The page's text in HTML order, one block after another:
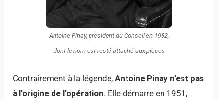
Antoine Pinay, président du Conseil en 1952,
dont le nom est resté attaché aux pièces
Contrairement à la légende,Antoine Pinay n’est pas
à l’origine de l’opération. Elle démarre en 1951,